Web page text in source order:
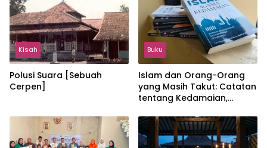
Kisah
Polusi Suara [Sebuah
Cerpen]
Buku
Islam dan Orang-Orang
yang Masih Takut: Catatan
tentang Kedamaian,
dalam Pemikiran Masykuri
Abdillah